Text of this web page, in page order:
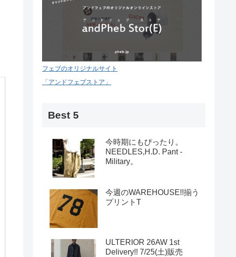
フェブのオリジナルサイト
「アンドフェブストア」
Best 5
今時期にもぴったり。
NEEDLES,H.D. Pant -
Military。
今週のWAREHOUSE!!揃う
プリントT
ULTERIOR 26AW 1st
Delivery!! 7/25(土)販売